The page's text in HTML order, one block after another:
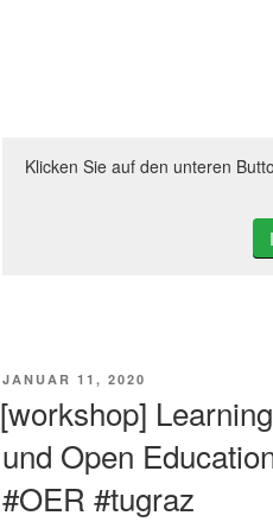
Klicken Sie auf den unteren
VERÖFFENTLICHT
JANUAR 11, 2020
[workshop]
und Open
#OER #tugraz